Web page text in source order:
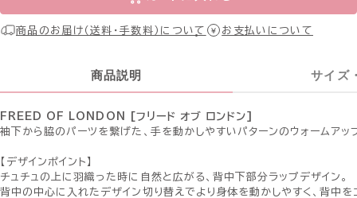
商品のお届け（送料・手数料）について お支払いについて
商品説明 サイズ
FREED OF LONDON [フリード オブ ロンドン]
袖下から脇のパーツを繋げた、手を動かしやすいパターンのウォームアッ
【デザインポイント】
チュチュの上に羽織った時に自然と広がる、背中下部分ラップデザイン。
背中の中心に入れたデザイン切り替えでより身体を動かしやすく、背中を